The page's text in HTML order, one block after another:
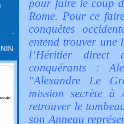
pour faire le coup
Rome. Pour ce
conquêtes
entend trouver une
l’Héritier
conquérants :
"Alexandre Le
mission secrète à
retrouver le
son Anneau